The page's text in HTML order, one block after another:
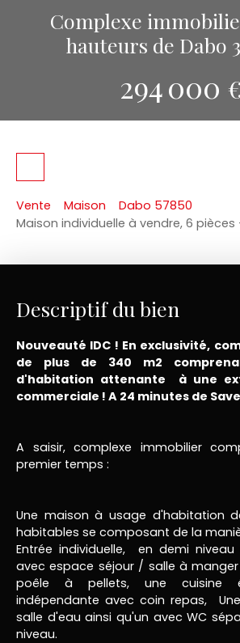
Complexe
hauteurs de Dabo
294 000 €
Vente Maison
Dabo 57850
Maison individuelle à vendre, 6
Descriptif du bien
Nouveauté IDC ! En exclusivité,
de plus de 340 m2
d'habitation attenante à une
commerciale ! A 24 minutes de
A saisir, complexe immobilier
premier temps :
Une maison à usage d'habitation
habitables se composant de la
Entrée individuelle, en demi
avec espace séjour / salle à
poêle à pellets, une cuisine
indépendante avec coin repas,
salle d'eau ainsi qu'un avec WC
niveau.